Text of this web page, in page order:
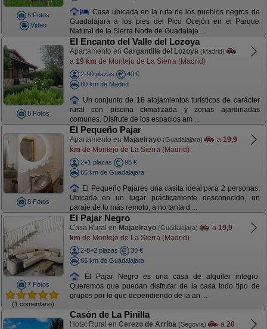
8 Fotos
Video
Casa ubicada en la ruta de los pueblos negros de
Guadalajara a los pies del Pico Ocejón en el Parque
Natural de la Sierra Norte de Guadalaja ...
8 Fotos
El Encanto del Valle del Lozoya
Apartamento en Gargantilla del Lozoya (Madrid)
a 19 km de Montejo de La Sierra (Madrid)
2-90 plazas
40 €
80 km de Madrid
Un conjunto de 16 alojamientos turísticos de carácter
rural con piscina climatizada y zonas ajardinadas
comunes. Disfrute de los espacios am ...
8 Fotos
El Pequeño Pajar
Apartamento en Majaelrayo (Guadalajara) a 19,9
km de Montejo de La Sierra (Madrid)
2+1 plazas
95 €
66 km de Guadalajara
El Pequeño Pajares una casita ideal para 2 personas.
Ubicada en un lugar prácticamente desconocido, un
paraje de lo más remoto, a no tanta d ...
7 Fotos
(1 comentario)
El Pajar Negro
Casa Rural en Majaelrayo (Guadalajara) a 19,9
km de Montejo de La Sierra (Madrid)
2-8+2 plazas
30 €
66 km de Guadalajara
El Pajar Negro es una casa de alquiler integro.
Queremos que puedan disfrutar de la casa todo tipo de
grupos por lo que dependiendo de la an ...
Casón de La Pinilla
Hotel Rural en Cerezo de Arriba (Segovia) a 20